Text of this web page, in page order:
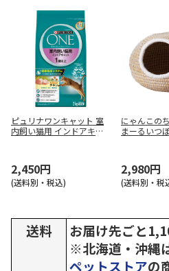
ピュリナワンキャット 室
内飼い猫用 インドアキャ
2,450円
(送料別・税込)
にゃんこの
まーるいつ
2,980円
(送料別・税
送料
お届け先ごと
※北海道・沖縄
ペットストアの